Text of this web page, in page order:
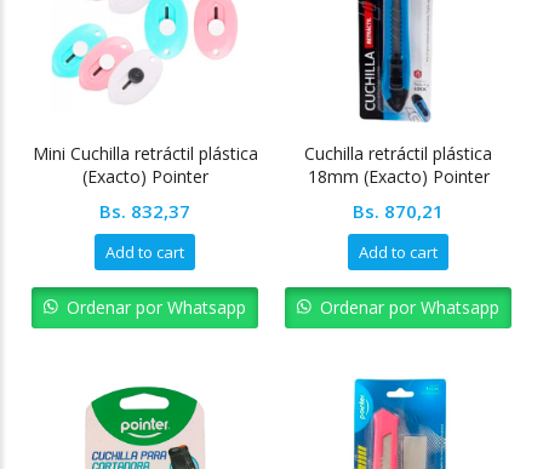
Mini Cuchilla retráctil plástica
(Exacto) Pointer
Bs. 832,37
Add to cart
Ordenar por Whatsapp
Cuchilla retráctil plástica
18mm (Exacto) Pointer
Bs. 870,21
Add to cart
Ordenar por Whatsapp